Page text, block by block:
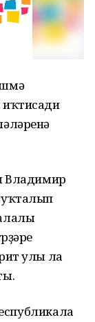
Владимир
улы ла